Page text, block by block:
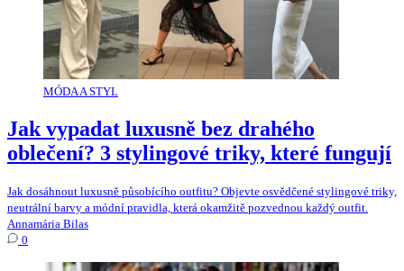
MÓDA A STYL
Jak vypadat luxusně bez drahého
oblečení? 3 stylingové triky, které fungují
Jak dosáhnout luxusně působícího outfitu? Objevte osvědčené stylingové triky,
neutrální barvy a módní pravidla, která okamžitě pozvednou každý outfit.
Annamária Bilas
0